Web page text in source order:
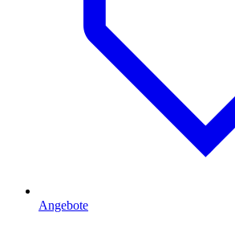
Angebote